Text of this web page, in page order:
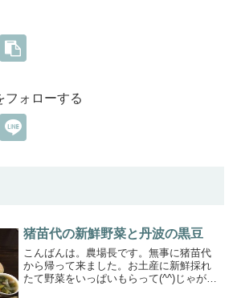
フォローする
猪苗代の新鮮野菜と丹波の黒豆
こんばんは。農場長です。無事に猪苗代
から帰って来ました。お土産に新鮮採れ
たて野菜をいっぱいもらって(^^)じゃがい